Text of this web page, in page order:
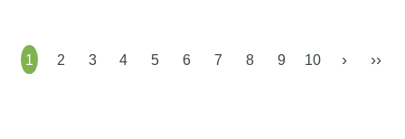
1 2 3 4 5 6 7 8 9 10 › ››